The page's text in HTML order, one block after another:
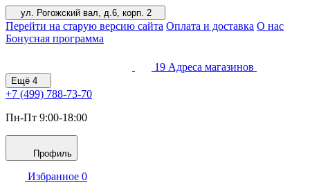
ул. Рогожский вал, д.6, корп. 2
Перейти на старую версию сайта Оплата и доставка О нас
Бонусная программа
19 Адреса магазинов
Ещё 4
+7 (499) 788-73-70
Пн-Пт 9:00-18:00
Профиль
Избранное 0